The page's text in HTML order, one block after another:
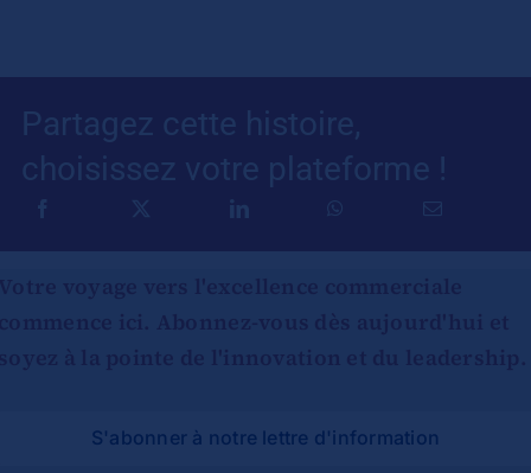
Partagez cette histoire,
choisissez votre plateforme !
S'abonner à notre lettre d'information